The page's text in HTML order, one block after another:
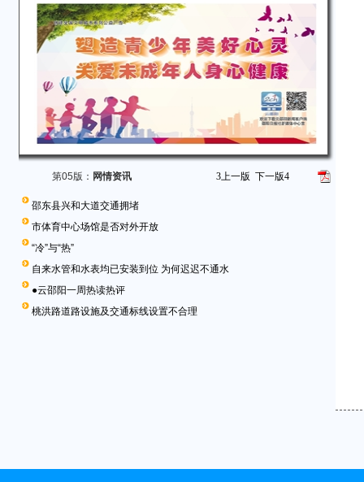
第05版： 网情资讯 3上一版 下一版4
邵东县兴和大道交通拥堵
市体育中心场馆是否对外开放
“冷”与“热”
自来水管和水表均已安装到位 为何迟迟不通水
●云邵阳一周热读热评
桃洪路道路设施及交通标线设置不合理